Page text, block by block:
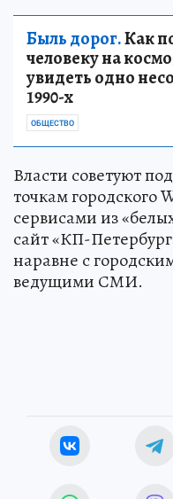
Быль дорог.Как
человеку на
увидеть одно
1990-х
ОБЩЕСТВО
Власти советуют
точкам городского
сервисами из
сайт «КП-
наравне с
ведущими СМИ.